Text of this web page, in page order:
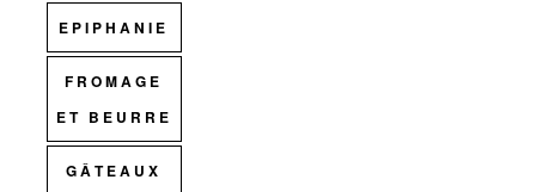
EPIPHANIE
FROMAGE
ET BEURRE
GÂTEAUX